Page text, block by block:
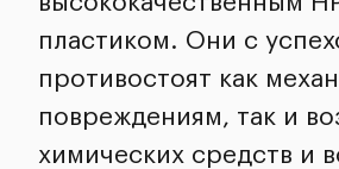
пластиком. Они с
противостоят как
повреждениям, так и
химических средств и